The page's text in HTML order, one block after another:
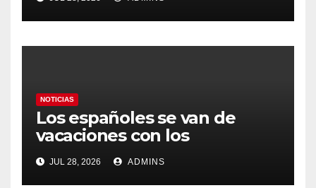
prioritario en su agenda de
gobierno
NOTICIAS
Los españoles se van de
vacaciones con los
carburantes hasta un 21%
más caros que el año pasado
JUL 28, 2026 ADMINS